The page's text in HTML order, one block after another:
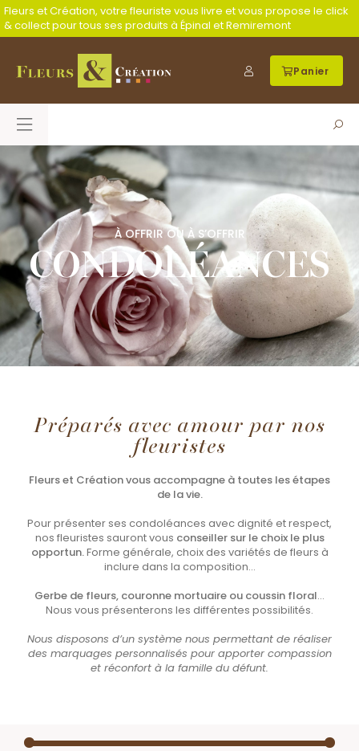
Fleurs et Création, votre fleuriste vous livre et vous propose le click
& collect pour tous ses produits à Épinal et Remiremont
Panier
À OFFRIR OU À S’OFFRIR
CONDOLÉANCES
Préparés avec amour par nos
fleuristes
Fleurs et Création vous accompagne à toutes les étapes
de la vie.
Pour présenter ses condoléances avec dignité et respect,
nos fleuristes sauront vous conseiller sur le choix le plus
opportun.Forme générale, choix des variétés de fleurs à
inclure dans la composition…
Gerbe de fleurs, couronne mortuaire ou coussin floral…
Nous vous présenterons les différentes possibilités.
Nous disposons d’un système nous permettant de réaliser
des marquages personnalisés pour apporter compassion
et réconfort à la famille du défunt.